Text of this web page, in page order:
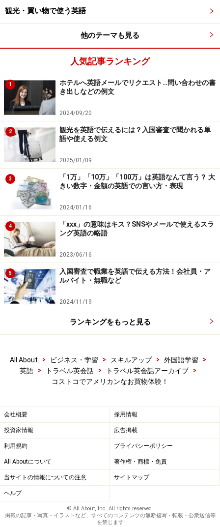
観光・買い物で使う英語
他のテーマも見る
人気記事ランキング
1
ホテルへ英語メールでリクエスト…問い合わせの書
き出しなどの例文
2024/09/20
2
観光を英語で伝えるには？入国審査で聞かれる単
語や使える例文
2025/01/09
3
「1万」「10万」「100万」は英語なんて言う？ 大
きい数字・金額の英語での言い方・表現
2024/01/16
4
「xxx」の意味はキス？SNSやメールで使えるスラ
ング英語の略語
2023/06/16
5
入国審査で職業を英語で伝える方法！会社員・ア
ルバイト・無職など
2024/11/19
ランキングをもっと見る
All About > ビジネス・学習 > スキルアップ > 外国語学習
>
英語
> トラベル英会話 > トラベル英会話アーカイブ
>
コストコでアメリカンなお買物体験！
会社概要 採用情報
投資家情報 広告掲載
利用規約 プライバシーポリシー
All Aboutについて 著作権・商標・免責
当サイトの情報についての注意 サイトマップ
ヘルプ
© All About, Inc. All rights reserved.
掲載の記事・写真・イラストなど、すべてのコンテンツの無断複写・転載・公衆送信等
を禁じます